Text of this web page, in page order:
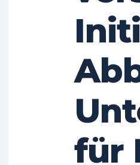
für